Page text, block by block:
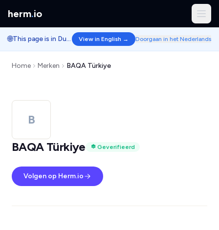
herm.io
🌐 This page is in Dutch. View in English → Doorgaan in het Nederlands
Home Merken BAQA Türkiye
B
BAQA Türkiye
Geverifieerd
Volgen op Herm.io